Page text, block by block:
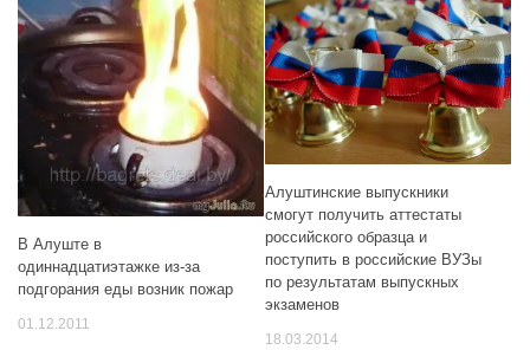
В Алуште в
одиннадцатиэтажке из-за
подгорания еды возник пожар
01.12.2011
Алуштинские выпускники
смогут получить аттестаты
российского образца и
поступить в российские ВУЗы
по результатам выпускных
экзаменов
18.03.2014